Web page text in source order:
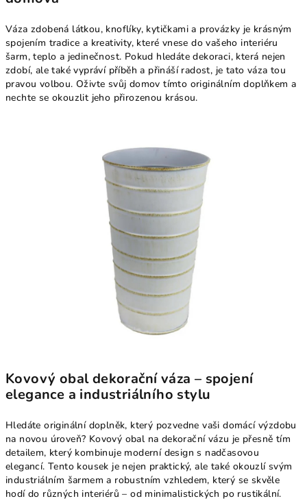
Váza zdobená látkou, knoflíky, kytičkami a provázky je krásným
spojením tradice a kreativity, které vnese do vašeho interiéru
šarm, teplo a jedinečnost. Pokud hledáte dekoraci, která nejen
zdobí, ale také vypráví příběh a přináší radost, je tato váza tou
pravou volbou. Oživte svůj domov tímto originálním doplňkem a
nechte se okouzlit jeho přirozenou krásou.
Kovový obal dekorační váza – spojení
elegance a industriálního stylu
Hledáte originální doplněk, který pozvedne vaši domácí výzdobu
na novou úroveň? Kovový obal na dekorační vázu je přesně tím
detailem, který kombinuje moderní design s nadčasovou
elegancí. Tento kousek je nejen praktický, ale také okouzlí svým
industriálním šarmem a robustním vzhledem, který se skvěle
hodí do různých interiérů – od minimalistických po rustikální.